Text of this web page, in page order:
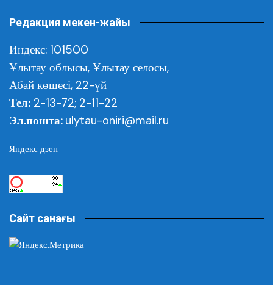
Редакция мекен-жайы
Индекс: 101500
Ұлытау облысы, Ұлытау селосы,
Абай көшесі, 22-үй
Тел: 2-13-72; 2-11-22
Эл.пошта: ulytau-oniri@mail.ru
Яндекс дзен
Сайт санағы